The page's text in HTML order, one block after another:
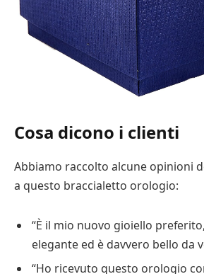
Cosa dicono i clienti
Abbiamo raccolto alcune opinioni
a questo braccialetto orologio:
“È il mio nuovo gioiello
elegante ed è davvero bello da
“Ho ricevuto questo orologio